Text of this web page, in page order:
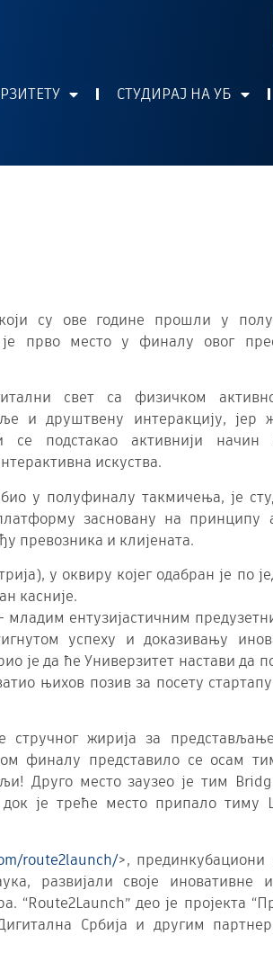
СТУДИРАЈ НА УБ
су ове године прошли у
је прво место у финалу овог
свет са физичком
и друштвену интеракцију, јер
се подстакао активнији начин
искуства.
у полуфиналу такмичења, је
засновану на принципу
превозника и клијената.
у оквиру којег одабран је по
касније.
ентузијастичним
успеху и доказивању
је да ће Универзитет настави да
њихов позив за посету
жирија за
финалу представило се осам
Друго место заузео је тим
је треће место припало тиму
route2launch/>, прединкубациони
развијали своје иновативне
део је пројекта
Србија и другим